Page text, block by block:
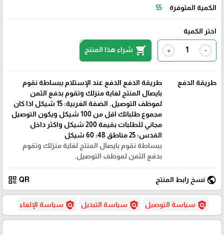
الكمية المتوفرة 55
اختر الكمية
-
+
shopping_cart شراء هذا المنتج
طريقة الدفع
طريقة الدفع الدفع عند الإستلام ببساطة نقوم
بايصال المنتج لغاية منزلك وتقوم بدفع الثمن
لموظف التوصيل. الضفة الغربية: 15 شيكل اذا كان
مجموع طلباتك اقل من 100 شيكل ويكون التوصيل
مجاني للطلبات بقيمة 200 شيكل واكثر داخل
القدس: 25 مناطق 48: 60 شيكل
ببساطة نقوم بايصال المنتج لغاية منزلك وتقوم
بدفع الثمن لموظف التوصيل.
public نسخ رابط المنتج QR
qr_code
policy سياسة التوصيل policy سياسة التبديل policy سياسة الإلغاء